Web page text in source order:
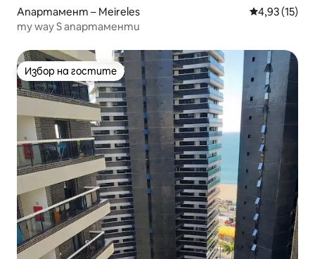
Апартамент – Meireles Средна
4,93 (15)
my way S апартаменти
Избор на гостите
Избор на гостите